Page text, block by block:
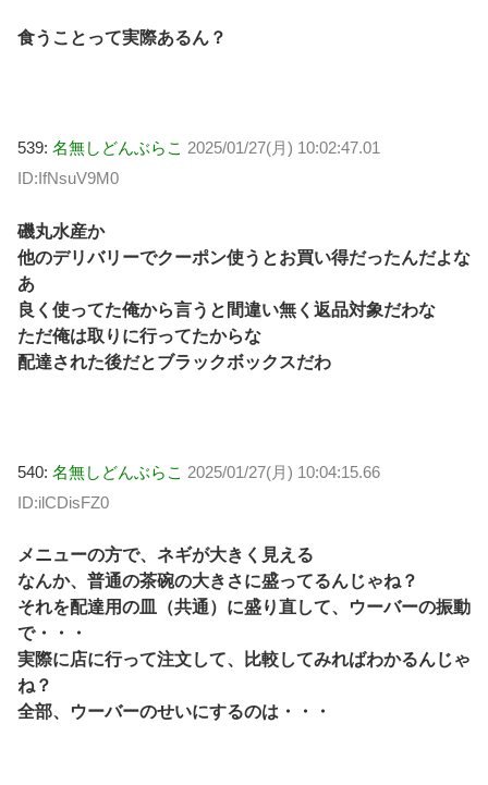
食うことって実際あるん？
539: 名無しどんぶらこ 2025/01/27(月) 10:02:47.01
ID:IfNsuV9M0
磯丸水産か
他のデリバリーでクーポン使うとお買い得だったんだよな
あ
良く使ってた俺から言うと間違い無く返品対象だわな
ただ俺は取りに行ってたからな
配達された後だとブラックボックスだわ
540: 名無しどんぶらこ 2025/01/27(月) 10:04:15.66
ID:ilCDisFZ0
メニューの方で、ネギが大きく見える
なんか、普通の茶碗の大きさに盛ってるんじゃね？
それを配達用の皿（共通）に盛り直して、ウーバーの振動
で・・・
実際に店に行って注文して、比較してみればわかるんじゃ
ね？
全部、ウーバーのせいにするのは・・・